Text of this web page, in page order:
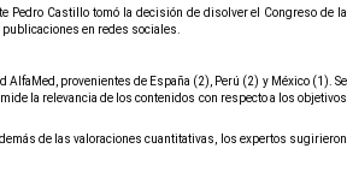
Pedro Castillo tomó la decisión de disolver el Congreso de la
en redes sociales.
provenientes de España (2), Perú (2) y México (1). Se
la relevancia de los contenidos con respecto a los objetivos
de las valoraciones cuantitativas, los expertos sugirieron